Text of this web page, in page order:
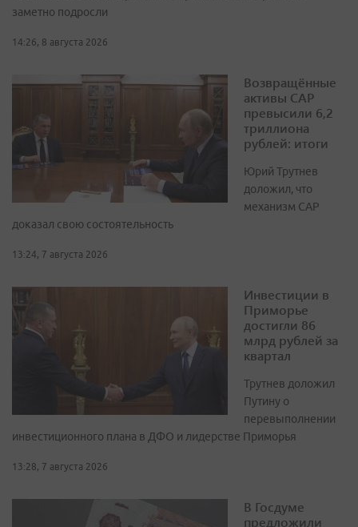
заметно подросли
14:26, 8 августа 2026
Возвращённые
активы САР
превысили 6,2
триллиона
рублей: итоги
Юрий Трутнев
доложил, что
механизм САР
доказал свою состоятельность
13:24, 7 августа 2026
Инвестиции в
Приморье
достигли 86
млрд рублей за
квартал
Трутнев доложил
Путину о
перевыполнении
инвестиционного плана в ДФО и лидерстве Приморья
13:28, 7 августа 2026
В Госдуме
предложили